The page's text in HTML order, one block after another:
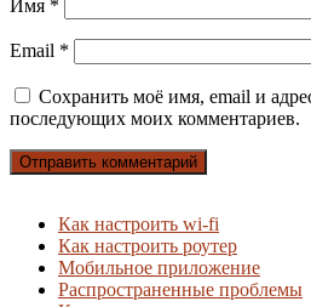
Имя *
Email *
Сохранить моё имя, email и
последующих моих комментариев.
Как настроить wi-fi
Как настроить роутер
Мобильное приложение
Распространенные проблемы